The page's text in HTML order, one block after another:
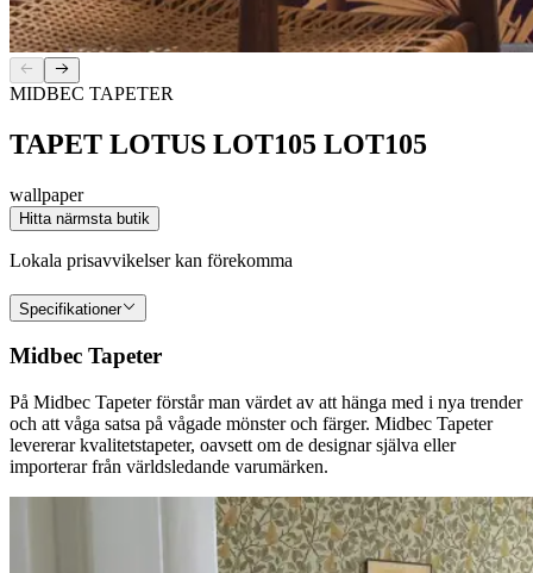
MIDBEC TAPETER
TAPET LOTUS LOT105 LOT105
wallpaper
Hitta närmsta butik
Lokala prisavvikelser kan förekomma
Specifikationer
Midbec Tapeter
På Midbec Tapeter förstår man värdet av att hänga med i nya trender
och att våga satsa på vågade mönster och färger. Midbec Tapeter
levererar kvalitetstapeter, oavsett om de designar själva eller
importerar från världsledande varumärken.